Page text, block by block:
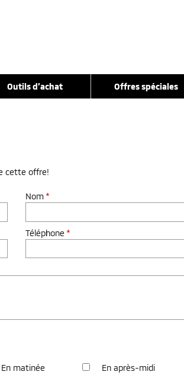
Outils d’achat Offres spéciales
cette offre!
Nom *
Téléphone *
En matinée En après-midi